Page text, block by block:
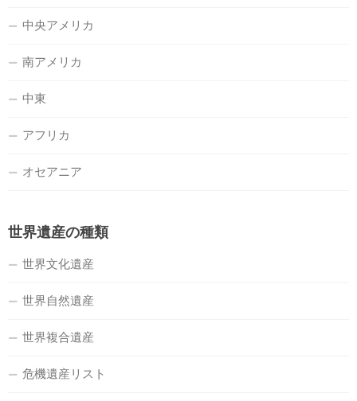
中央アメリカ
南アメリカ
中東
アフリカ
オセアニア
世界遺産の種類
世界文化遺産
世界自然遺産
世界複合遺産
危機遺産リスト